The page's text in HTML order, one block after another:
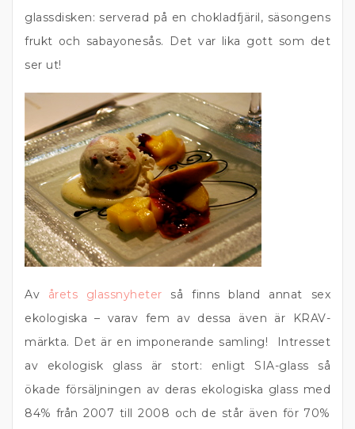
glassdisken: serverad på en chokladfjäril, säsongens
frukt och sabayonesås. Det var lika gott som det
ser ut!
Av årets glassnyheter så finns bland annat sex
ekologiska – varav fem av dessa även är KRAV-
märkta. Det är en imponerande samling! Intresset
av ekologisk glass är stort: enligt SIA-glass så
ökade försäljningen av deras ekologiska glass med
84% från 2007 till 2008 och de står även för 70%